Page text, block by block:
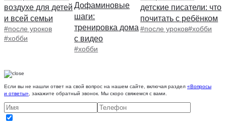
воздухе для детей
и всей семьи
#после уроков
#хобби
Дофаминовые
шаги:
тренировка дома
с видео
#хобби
детские писатели: что
почитать с ребёнком
#после уроков#хобби
Если вы не нашли ответ на свой вопрос на нашем сайте, включая раздел «Вопросы
и ответы» , закажите обратный звонок. Мы скоро свяжемся с вами.